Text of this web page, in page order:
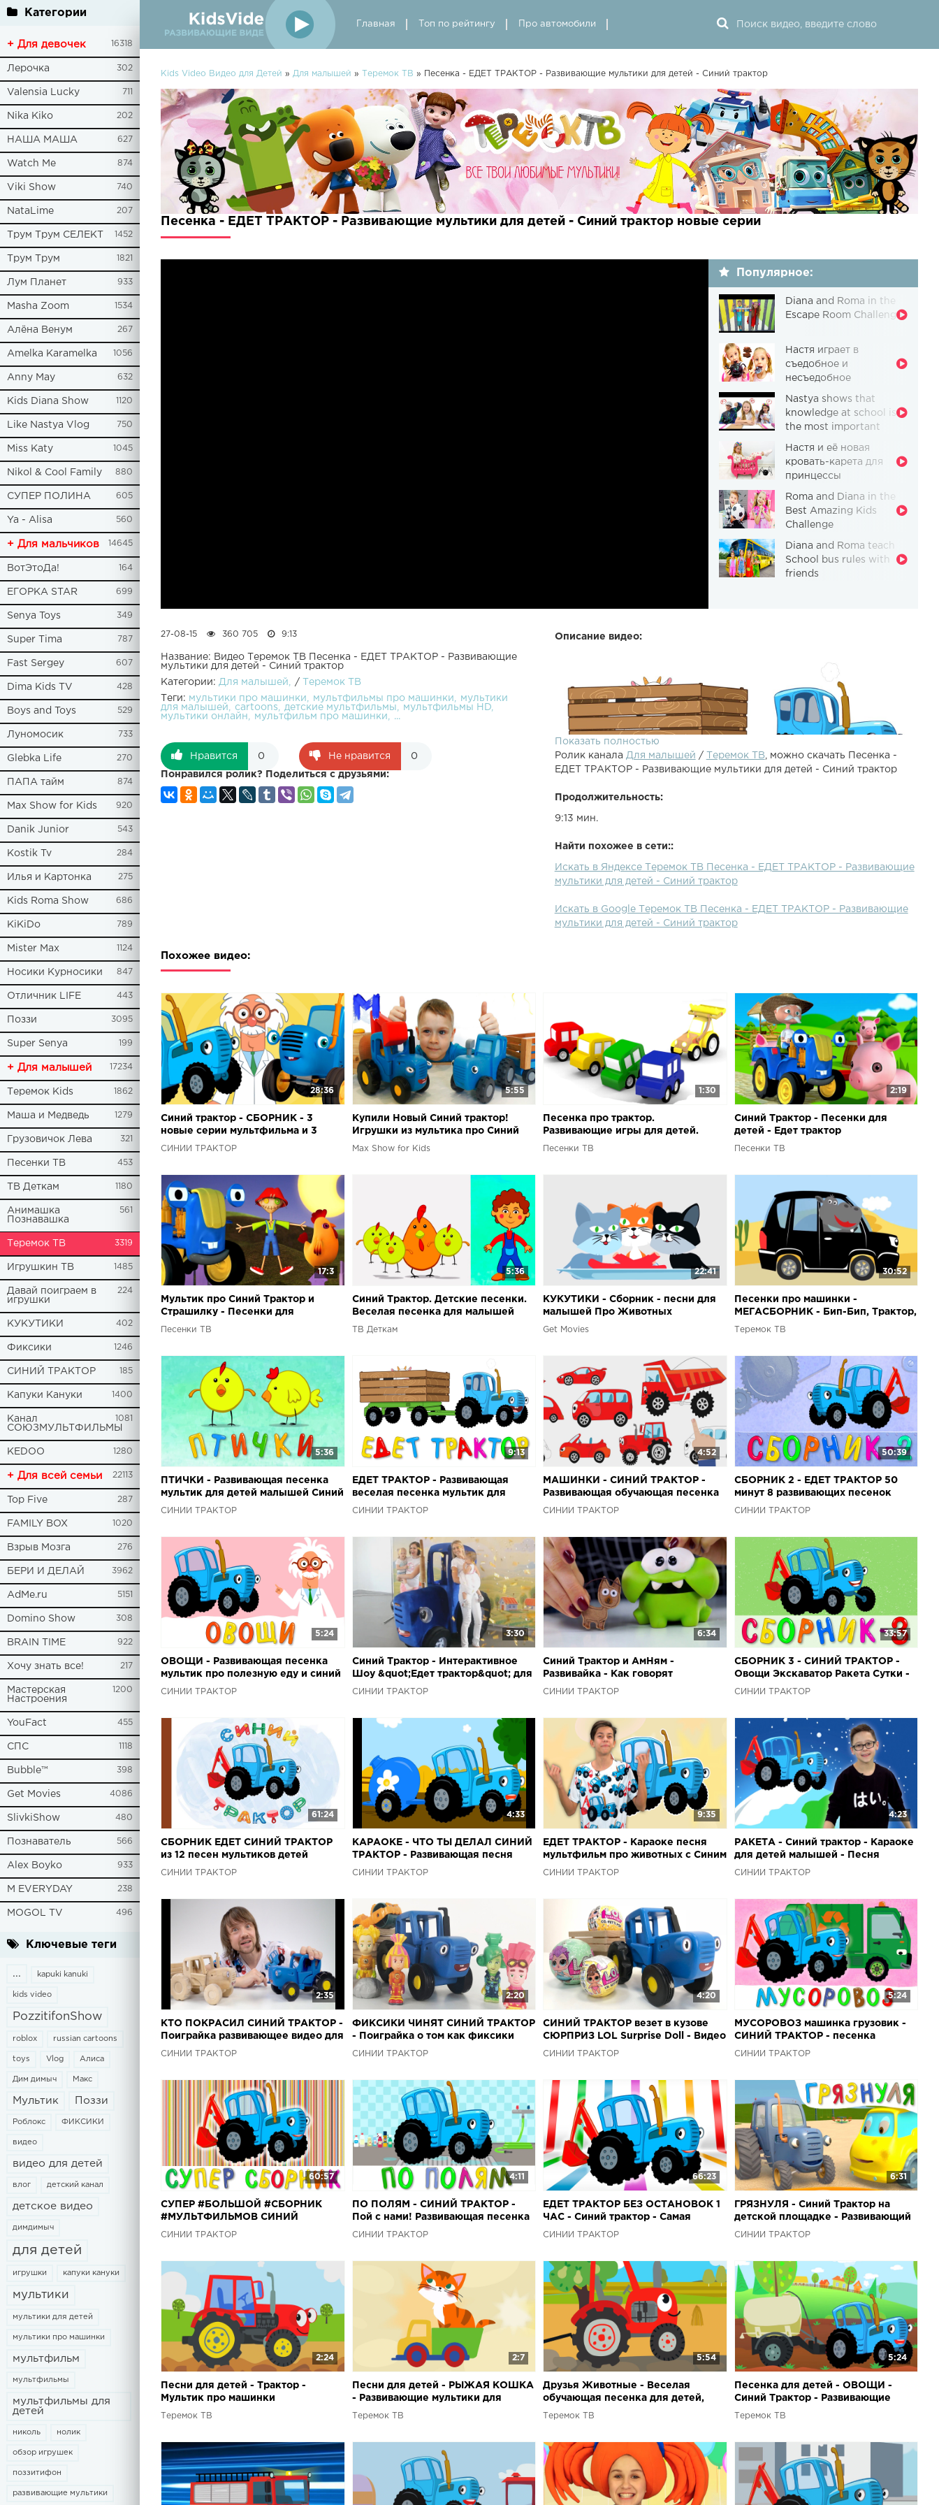
Категории
+ Для девочек 16318
Лерочка 302
Valensia Lucky 711
Nika Kiko 202
НАША МАША 627
Watch Me 874
Viki Show 740
NataLime 207
Трум Трум СЕЛЕКТ 1452
Трум Трум 1821
Лум Планет 933
Masha Zoom 1534
Алёна Венум 267
Amelka Karamelka 1056
Anny May 632
Kids Diana Show 1120
Like Nastya Vlog 750
Miss Katy 1045
Nikol & Cool Family 880
СУПЕР ПОЛИНА 605
Ya - Alisa 560
+ Для мальчиков 14645
ВотЭтоДа! 164
ЕГОРКА STAR 699
Senya Toys 349
Super Tima 787
Fast Sergey 607
Dima Kids TV 428
Boys and Toys 529
Луномосик 733
Glebka Life 270
ПАПА тайм 874
Max Show for Kids 920
Danik Junior 543
Kostik Tv 284
Илья и Картонка 275
Kids Roma Show 686
KiKiDo 789
Mister Max 1124
Носики Курносики 847
Отличник LIFE 443
Поззи 3095
Super Senya 199
+ Для малышей 17234
Теремок Kids 1862
Маша и Медведь 1279
Грузовичок Лева 321
Песенки ТВ 453
ТВ Деткам 1180
Анимашка
Познавашка
561
Теремок ТВ 3319
Игрушкин ТВ 1485
Давай поиграем в
игрушки
224
КУКУТИКИ 402
Фиксики 1246
СИНИЙ ТРАКТОР 185
Капуки Кануки 1400
Канал
СОЮЗМУЛЬТФИЛЬМЫ
1081
KEDOO 1280
+ Для всей семьи 22113
Top Five 287
FAMILY BOX 1020
Взрыв Мозга 276
БЕРИ И ДЕЛАЙ 3962
AdMe.ru 5151
Domino Show 308
BRAIN TIME 922
Хочу знать все! 217
Мастерская
Настроения
1200
YouFact 455
СПС 1118
Bubble™ 398
Get Movies 4086
SlivkiShow 480
Познаватель 566
Alex Boyko 933
M EVERYDAY 238
MOGOL TV 496
Ключевые теги
... kapuki kanuki
kids video
PozzitifonShow
roblox russian cartoons
toys Vlog Алиса
Дим димыч Макс
Мультик Поззи
Роблокс ФИКСИКИ
видео
видео для детей
влог детский канал
детское видео
димдимыч
для детей
игрушки капуки кануки
мультики
мультики для детей
мультики про машинки
мультфильм
мультфильмы
мультфильмы для
детей
николь нолик
обзор игрушек
поззитифон
развивающие мультики
Главная Топ по рейтингу Про автомобили
Kids Video Видео для Детей » Для малышей » Теремок ТВ » Песенка - ЕДЕТ ТРАКТОР - Развивающие мультики для детей - Синий трактор
Песенка - ЕДЕТ ТРАКТОР - Развивающие мультики для детей - Синий трактор новые серии
Популярное:
Diana and Roma in the
Escape Room Challenge
Настя играет в
съедобное и
несъедобное
Nastya shows that
knowledge at school is
the most important
Настя и её новая
кровать-карета для
принцессы
Roma and Diana in the
Best Amazing Kids
Challenge
Diana and Roma teach
School bus rules with
friends
Описание видео:
поет песенку про животных, которых он везет в прицепе. В этом видео
по полямСиний трактор едет к нам.У него в прицепе кто-то песенку
поет!А ну, малыш, давай!Попробуй отгадайКто же, кто же, кто же, кто
детское приложение для Android и смотри мультики даже без
интернета: Наши группы:ВК: , ОК: , ФБ: .Инстаграм: Наш сайт: .
Показать полностью
Ролик канала Для малышей / Теремок ТВ, можно скачать Песенка -
ЕДЕТ ТРАКТОР - Развивающие мультики для детей - Синий трактор
Продолжительность:
9:13 мин.
Найти похожее в сети::
Искать в Яндексе Теремок ТВ Песенка - ЕДЕТ ТРАКТОР - Развивающие
мультики для детей - Синий трактор
Искать в Google Теремок ТВ Песенка - ЕДЕТ ТРАКТОР - Развивающие
мультики для детей - Синий трактор
27-08-15 360 705 9:13
Название: Видео Теремок ТВ Песенка - ЕДЕТ ТРАКТОР - Развивающие
мультики для детей - Синий трактор
Категории: Для малышей /
Теремок ТВ
Теги: мультики про машинки мультфильмы про машинки
мультики
для малышей
cartoons детские мультфильмы
мультфильмы HD
мультики онлайн
мультфильм про машинки ...
Нравится 0 Не нравится 0
Понравился ролик? Поделиться с друзьями:
Похожее видео:
28:36
Синий трактор - СБОРНИК - 3
новые серии мультфильма и 3
песни вместе
СИНИЙ ТРАКТОР
5:55
Купили Новый Синий трактор!
Игрушки из мультика про Синий
трактор для детей
Max Show for Kids
1:30
Песенка про трактор.
Развивающие игры для детей.
Песенки ТВ
2:19
Синий Трактор - Песенки для
детей - Едет трактор
Песенки ТВ
17:3
Мультик про Синий Трактор и
Страшилку - Песенки для
малышей
Песенки ТВ
5:36
Синий Трактор. Детские песенки.
Веселая песенка для малышей
ТВ Деткам
22:41
КУКУТИКИ - Сборник - песни для
малышей Про Животных
Get Movies
30:52
Песенки про машинки -
МЕГАСБОРНИК - Бип-Бип, Трактор,
Кукутики и другие песни подряд
Теремок ТВ
5:36
ПТИЧКИ - Развивающая песенка
мультик для детей малышей Синий
трактор Ворона курица воробей
СИНИЙ ТРАКТОР
9:13
ЕДЕТ ТРАКТОР - Развивающая
веселая песенка мультик для
детей малышей про животных
СИНИЙ ТРАКТОР
4:52
МАШИНКИ - СИНИЙ ТРАКТОР -
Развивающая обучающая песенка
мультик про цвета технику для
СИНИЙ ТРАКТОР
50:39
СБОРНИК 2 - ЕДЕТ ТРАКТОР 50
минут 8 развивающих песенок
мультиков для детей про трактора
СИНИЙ ТРАКТОР
5:24
ОВОЩИ - Развивающая песенка
мультик про полезную еду и синий
трактор для детей малышей
СИНИЙ ТРАКТОР
3:30
Синий Трактор - Интерактивное
Шоу &quot;Едет трактор&quot; для
детей малышей
СИНИЙ ТРАКТОР
6:34
Синий Трактор и АмНям -
Развивайка - Как говорят
животные в детской песне Едет
СИНИЙ ТРАКТОР
33:57
СБОРНИК 3 - СИНИЙ ТРАКТОР -
Овощи Экскаватор Ракета Сутки -
развивающие детские песни
СИНИЙ ТРАКТОР
61:24
СБОРНИК ЕДЕТ СИНИЙ ТРАКТОР
из 12 песен мультиков детей
малышей - машинки овощи
СИНИЙ ТРАКТОР
4:33
КАРАОКЕ - ЧТО ТЫ ДЕЛАЛ СИНИЙ
ТРАКТОР - Развивающая песня
мультфильм для детей малышей
СИНИЙ ТРАКТОР
9:35
ЕДЕТ ТРАКТОР - Караоке песня
мультфильм про животных с Синим
трактором для детей
СИНИЙ ТРАКТОР
4:23
РАКЕТА - Синий трактор - Караоке
для детей малышей - Песня
мультфильм про космос планеты и
СИНИЙ ТРАКТОР
2:35
КТО ПОКРАСИЛ СИНИЙ ТРАКТОР -
Поиграйка развивающее видео для
детей про цвета
СИНИЙ ТРАКТОР
2:20
ФИКСИКИ ЧИНЯТ СИНИЙ ТРАКТОР
- Поиграйка о том как фиксики
помогли трактору отремонтировать
СИНИЙ ТРАКТОР
4:20
СИНИЙ ТРАКТОР везет в кузове
СЮРПРИЗ LOL Surprise Doll - Видео
распаковка с игрушками
СИНИЙ ТРАКТОР
5:24
МУСОРОВОЗ машинка грузовик -
СИНИЙ ТРАКТОР - песенка
мультфильм про машины
СИНИЙ ТРАКТОР
60:57
СУПЕР #БОЛЬШОЙ #СБОРНИК
#МУЛЬТФИЛЬМОВ СИНИЙ
ТРАКТОР - 13 песен 60 минут - Про
СИНИЙ ТРАКТОР
4:11
ПО ПОЛЯМ - СИНИЙ ТРАКТОР -
Пой с нами! Развивающая песенка
мультфильм про цвета
СИНИЙ ТРАКТОР
66:23
ЕДЕТ ТРАКТОР БЕЗ ОСТАНОВОК 1
ЧАС - Синий трактор - Самая
популярная детская песня из
СИНИЙ ТРАКТОР
6:31
ГРЯЗНУЛЯ - Синий Трактор на
детской площадке - Развивающий
3D мультфильм для малышей про
СИНИЙ ТРАКТОР
2:24
Песни для детей - Трактор -
Мультик про машинки
Теремок ТВ
2:7
Песни для детей - РЫЖАЯ КОШКА
- Развивающие мультики для
малышей
Теремок ТВ
5:54
Друзья Животные - Веселая
обучающая песенка для детей,
малышей - Трактор едет в гости к
Теремок ТВ
5:24
Песенка для детей - ОВОЩИ -
Синий Трактор - Развивающие
мультики для малышей
Теремок ТВ